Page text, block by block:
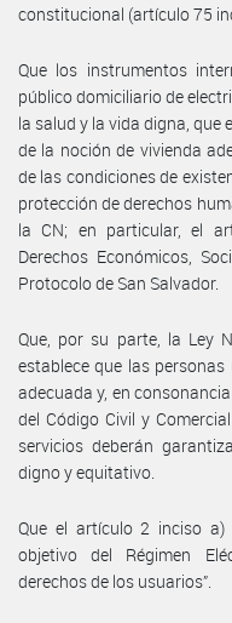
constitucional (artículo 75
Que los instrumentos
público domiciliario de
la salud y la vida digna,
de la noción de vivienda
de las condiciones de
protección de derechos
la CN; en particular, el
Derechos Económicos,
Protocolo de San Salvador.
Que, por su parte, la Ley
establece que las
adecuada y, en
del Código Civil y
servicios deberán
digno y equitativo.
Que el artículo 2 inciso a)
objetivo del Régimen
derechos de los usuarios”.